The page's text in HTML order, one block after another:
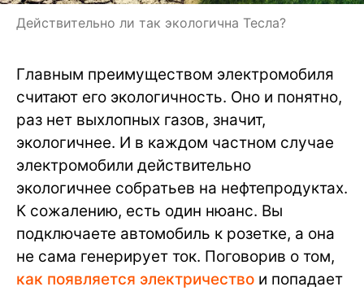
Действительно ли так экологична Тесла?
Главным преимуществом электромобиля
считают его экологичность. Оно и понятно,
раз нет выхлопных газов, значит,
экологичнее. И в каждом частном случае
электромобили действительно
экологичнее собратьев на нефтепродуктах.
К сожалению, есть один нюанс. Вы
подключаете автомобиль к розетке, а она
не сама генерирует ток. Поговорив о том,
как появляется электричество и попадает